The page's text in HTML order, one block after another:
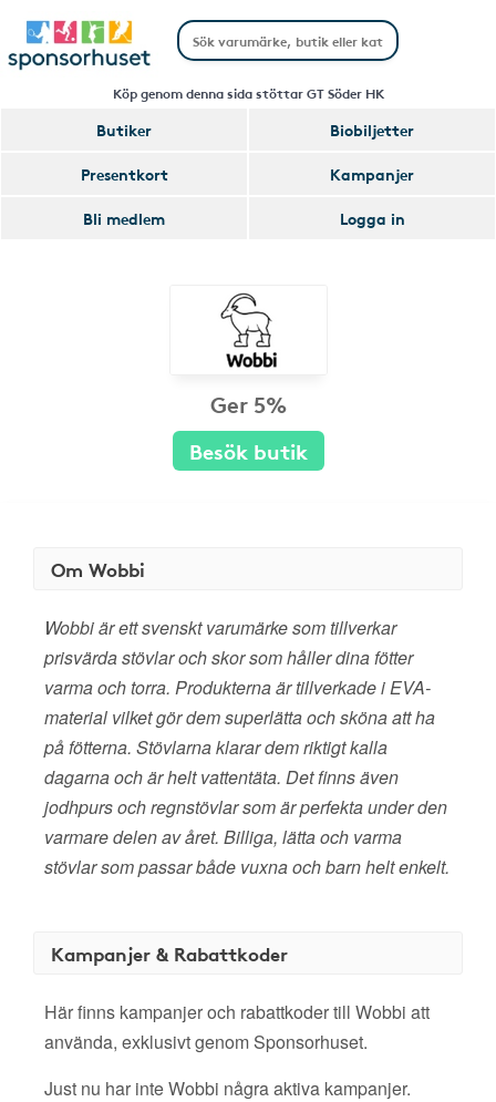
Köp genom denna sida stöttar GT Söder HK
Butiker
Biobiljetter
Presentkort
Kampanjer
Bli medlem
Logga in
Ger 5%
Besök butik
Om Wobbi
Wobbi är ett svenskt varumärke som tillverkar
prisvärda stövlar och skor som håller dina fötter
varma och torra. Produkterna är tillverkade i EVA-
material vilket gör dem superlätta och sköna att ha
på fötterna. Stövlarna klarar dem riktigt kalla
dagarna och är helt vattentäta. Det finns även
jodhpurs och regnstövlar som är perfekta under den
varmare delen av året. Billiga, lätta och varma
stövlar som passar både vuxna och barn helt enkelt.
Kampanjer & Rabattkoder
Här finns kampanjer och rabattkoder till Wobbi att
använda, exklusivt genom Sponsorhuset.
Just nu har inte Wobbi några aktiva kampanjer.